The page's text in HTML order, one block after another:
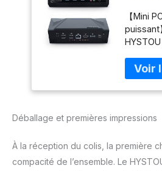
32Go
NVMe
Triple
WiFi6/
【Mini
puissant
8C/
été
Déballage et premières impressions
À la réception du colis, la première
compacité de l’ensemble. Le